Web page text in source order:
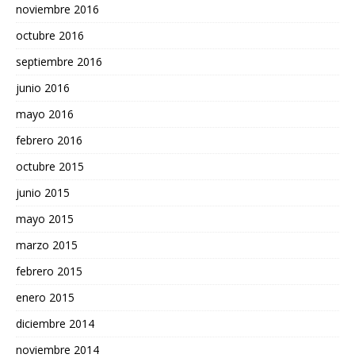
noviembre 2016
octubre 2016
septiembre 2016
junio 2016
mayo 2016
febrero 2016
octubre 2015
junio 2015
mayo 2015
marzo 2015
febrero 2015
enero 2015
diciembre 2014
noviembre 2014